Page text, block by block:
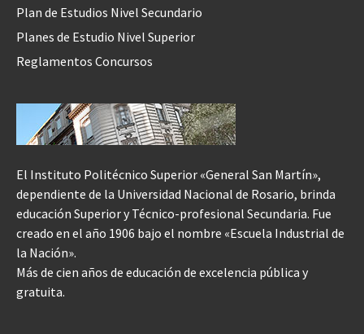
Plan de Estudios Nivel Secundario
Planes de Estudio Nivel Superior
Reglamentos Concursos
El Instituto Politécnico Superior «General San Martín»,
dependiente de la Universidad Nacional de Rosario, brinda
educación Superior y Técnico-profesional Secundaria. Fue
creado en el año 1906 bajo el nombre «Escuela Industrial de
la Nación».
Más de cien años de educación de excelencia pública y
gratuita.